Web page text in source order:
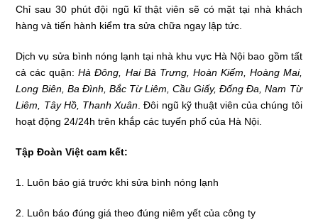
Chỉ sau 30 phút đội ngũ kĩ thật viên sẽ có mặt tại nhà khách
hàng và tiến hành kiểm tra sửa chữa ngay lập tức.
Dịch vụ sửa bình nóng lạnh tại nhà khu vực Hà Nội bao gồm tất
cả các quận:Hà Đông, Hai Bà Trưng, Hoàn Kiếm, Hoàng Mai,
Long Biên, Ba Đình, Bắc Từ Liêm, Cầu Giấy, Đống Đa, Nam Từ
Liêm, Tây Hồ, Thanh Xuân. Đôi ngũ kỹ thuật viên của chúng tôi
hoạt động 24/24h trên khắp các tuyến phố của Hà Nội.
Tập Đoàn Việt cam kết:
1. Luôn báo giá trước khi sửa bình nóng lạnh
2. Luôn báo đúng giá theo đúng niêm yết của công ty